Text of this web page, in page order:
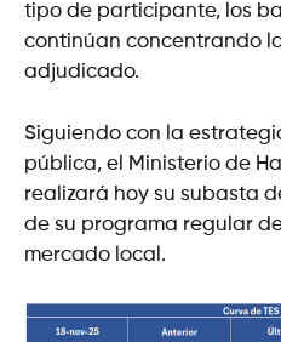
tipo de participante, los
continúan concentrando
adjudicado.
Siguiendo con la
pública, el Ministerio de
realizará hoy su subasta
de su programa regular
mercado local.